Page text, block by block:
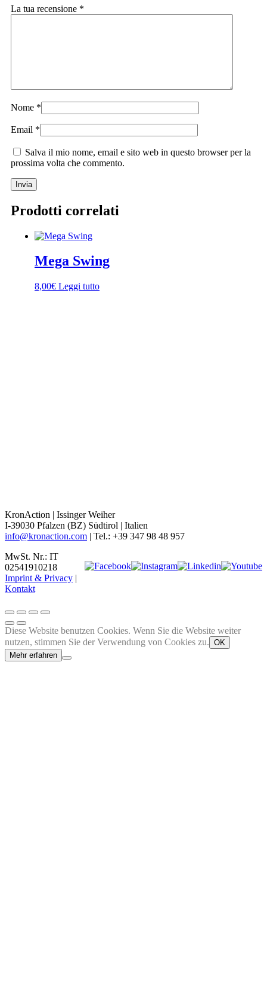
La tua recensione *
Nome *
Email *
Salva il mio nome, email e sito web in questo browser per la
prossima volta che commento.
Prodotti correlati
Mega Swing
8,00€ Leggi tutto
KronAction | Issinger Weiher
I-39030 Pfalzen (BZ) Südtirol | Italien
info@kronaction.com | Tel.: +39 347 98 48 957
MwSt. Nr.: IT
02541910218
Imprint & Privacy |
Kontakt
Diese Website benutzen Cookies. Wenn Sie die Website weiter
nutzen, stimmen Sie der Verwendung von Cookies zu. OK
Mehr erfahren